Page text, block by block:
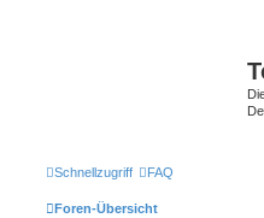
Schnellzugriff FAQ
Foren-Übersicht